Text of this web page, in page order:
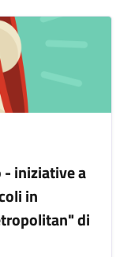
iniziative a
in
di